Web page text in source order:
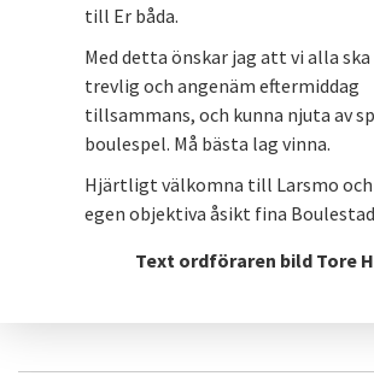
till Er båda.
Med detta önskar jag att vi alla ska
trevlig och angenäm eftermiddag
tillsammans, och kunna njuta av
boulespel. Må bästa lag vinna.
Hjärtligt välkomna till Larsmo
egen objektiva åsikt fina
Text ordföraren bild Tore